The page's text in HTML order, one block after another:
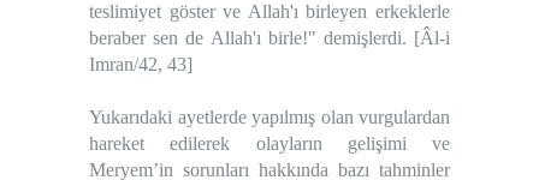
teslimiyet göster ve Allah'ı birleyen erkeklerle
beraber sen de Allah'ı birle!" demişlerdi. [Âl-i
Imran/42, 43]
Yukarıdaki ayetlerde yapılmış olan vurgulardan
hareket edilerek olayların gelişimi ve
Meryem’in sorunları hakkında bazı tahminler